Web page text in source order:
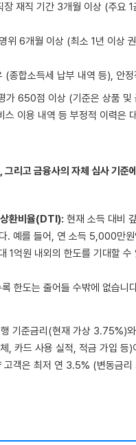
재직 기간 3개월 이상 (주요
위 6개월 이상 (최소 1년 이상
(종합소득세 납부 내역 등), 안
650점 이상 (기준은 상품 및
이용 내역 등 부정적 이력은
리고 금융사의 자체 심사 기준
환비율(DTI): 현재 소득 대비
. 예를 들어, 연 소득 5,000만
1억원 내외의 한도를 기대할 수
한도는 줄어들 수밖에 없습니
기준금리(현재 가상 3.75%)
, 카드 사용 실적, 적금 가입 등
고객은 최저 연 3.5% (변동금